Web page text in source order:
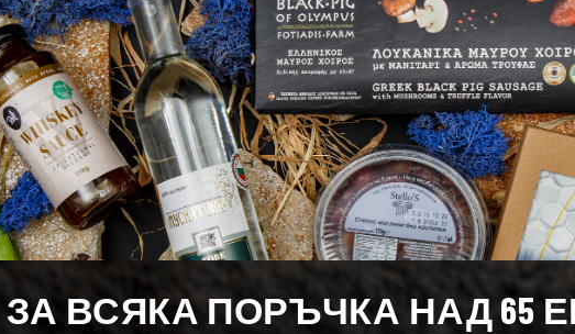
0 гр.
0 гр
4,17 гр.
1,09 гр.
2,98 гр.
ЗА ВСЯКА ПОРЪЧКА НАД 65